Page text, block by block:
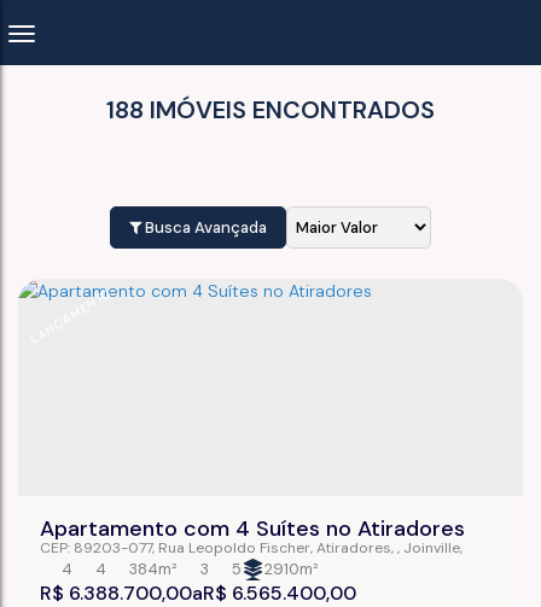
188 IMÓVEIS ENCONTRADOS
Busca Avançada
LANÇAMENTO
Apartamento com 4 Suítes no Atiradores
R$ 6.388.700,00 R$ 6.565.400,00
CEP: 89203-077, Rua Leopoldo Fischer,Atiradores , Joinville,
Santa Catarina,Brasil
4 5
384m²
4 3 2910m²